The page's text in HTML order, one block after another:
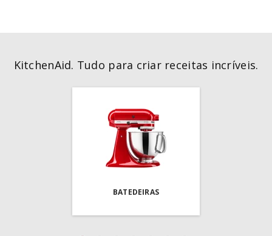
KitchenAid. Tudo para criar receitas incríveis.
BATEDEIRAS